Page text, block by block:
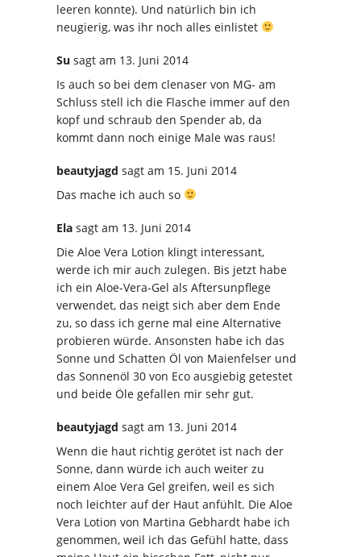
leeren konnte). Und natürlich bin ich
neugierig, was ihr noch alles einlistet
Su sagt am 13. Juni 2014
Is auch so bei dem clenaser von MG- am
Schluss stell ich die Flasche immer auf den
kopf und schraub den Spender ab, da
kommt dann noch einige Male was raus!
beautyjagd sagt am 15. Juni 2014
Das mache ich auch so
Ela sagt am 13. Juni 2014
Die Aloe Vera Lotion klingt interessant,
werde ich mir auch zulegen. Bis jetzt habe
ich ein Aloe-Vera-Gel als Aftersunpflege
verwendet, das neigt sich aber dem Ende
zu, so dass ich gerne mal eine Alternative
probieren würde. Ansonsten habe ich das
Sonne und Schatten Öl von Maienfelser und
das Sonnenöl 30 von Eco ausgiebig getestet
und beide Öle gefallen mir sehr gut.
beautyjagd sagt am 13. Juni 2014
Wenn die haut richtig gerötet ist nach der
Sonne, dann würde ich auch weiter zu
einem Aloe Vera Gel greifen, weil es sich
noch leichter auf der Haut anfühlt. Die Aloe
Vera Lotion von Martina Gebhardt habe ich
genommen, weil ich das Gefühl hatte, dass